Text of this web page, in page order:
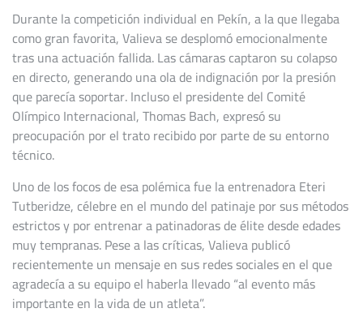
Durante la competición individual en Pekín, a la que llegaba
como gran favorita, Valieva se desplomó emocionalmente
tras una actuación fallida. Las cámaras captaron su colapso
en directo, generando una ola de indignación por la presión
que parecía soportar. Incluso el presidente del Comité
Olímpico Internacional, Thomas Bach, expresó su
preocupación por el trato recibido por parte de su entorno
técnico.
Uno de los focos de esa polémica fue la entrenadora Eteri
Tutberidze, célebre en el mundo del patinaje por sus métodos
estrictos y por entrenar a patinadoras de élite desde edades
muy tempranas. Pese a las críticas, Valieva publicó
recientemente un mensaje en sus redes sociales en el que
agradecía a su equipo el haberla llevado “al evento más
importante en la vida de un atleta”.